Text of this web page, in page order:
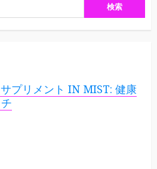
プリメント IN MIST: 健康